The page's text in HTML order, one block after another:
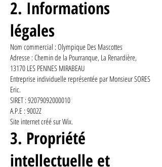
2. Informations
légales
Nom commercial : Olympique Des Mascottes
Adresse : Chemin de la Pourranque, La Renardière,
13170 LES PENNES MIRABEAU
Entreprise individuelle représentée par Monsieur SORES
Eric.
SIRET : 92079092000010
A.P.E : 9002Z
Site internet créé sur Wix.
3. Propriété
intellectuelle et